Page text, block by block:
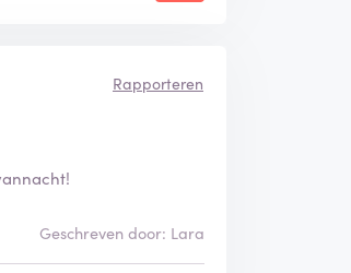
Rapporteren
Geschreven door: Lara